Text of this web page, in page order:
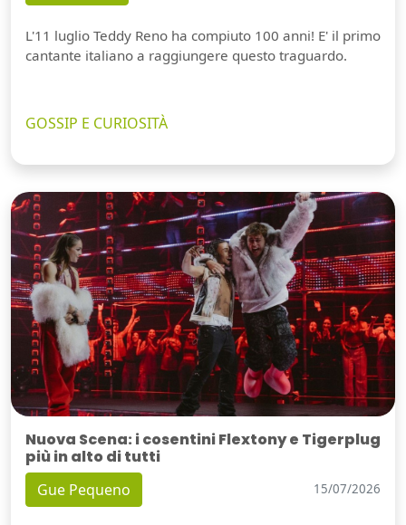
L'11 luglio Teddy Reno ha compiuto 100 anni! E' il primo
cantante italiano a raggiungere questo traguardo.
GOSSIP E CURIOSITÀ
Nuova Scena: i cosentini Flextony e Tigerplug
più in alto di tutti
Gue Pequeno 15/07/2026